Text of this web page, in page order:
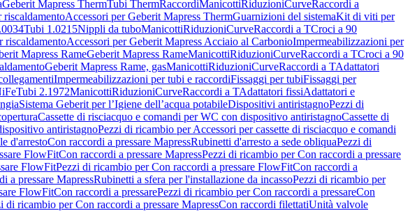
Geberit Mapress ThermTubi ThermRaccordiManicottiRiduzioniCurveRaccordi a
riscaldamentoAccessori per Geberit Mapress ThermGuarnizioni del sistemaKit di viti per
Tubi 1.0215Nippli da tuboManicottiRiduzioniCurveRaccordi a TCroci a 90
riscaldamentoAccessori per Geberit Mapress Acciaio al CarbonioImpermeabilizzazioni per
Mapress RameGeberit Mapress RameManicottiRiduzioniCurveRaccordi a TCroci a 90
Geberit Mapress Rame, gasManicottiRiduzioniCurveRaccordi a TAdattatori
Impermeabilizzazioni per tubi e raccordiFissaggi per tubiFissaggi per
Tubi 2.1972ManicottiRiduzioniCurveRaccordi a TAdattatori fissiAdattatori e
Sistema Geberit per l’Igiene dell’acqua potabileDispositivi antiristagnoPezzi di
Cassette di risciacquo e comandi per WC con dispositivo antiristagnoCassette di
antiristagnoPezzi di ricambio per Accessori per cassette di risciacquo e comandi
d'arrestoCon raccordi a pressare MapressRubinetti d'arresto a sede obliquaPezzi di
FlowFitCon raccordi a pressare MapressPezzi di ricambio per Con raccordi a pressare
FlowFitPezzi di ricambio per Con raccordi a pressare FlowFitCon raccordi a
a pressare MapressRubinetti a sfera per l'installazione da incassoPezzi di ricambio per
FlowFitCon raccordi a pressarePezzi di ricambio per Con raccordi a pressareCon
di ricambio per Con raccordi a pressare MapressCon raccordi filettatiUnità valvole